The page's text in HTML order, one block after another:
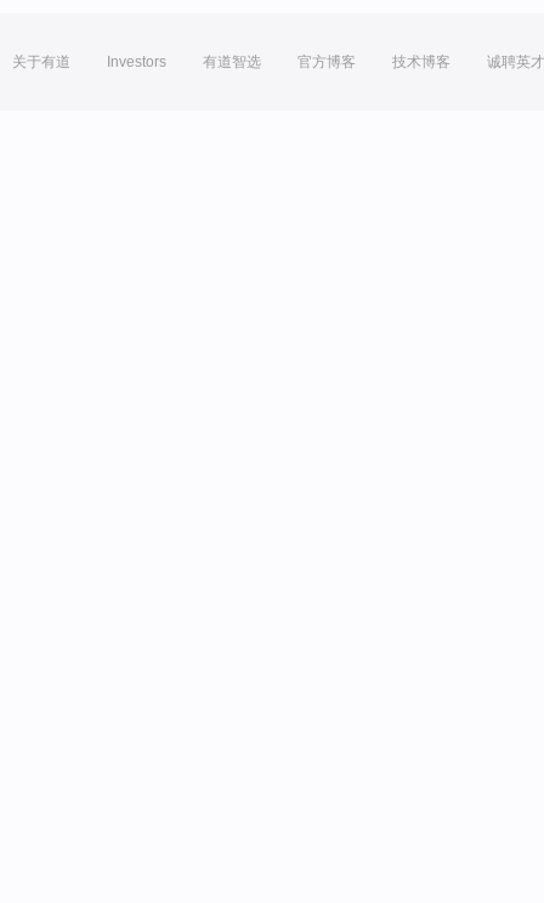
关于有道 Investors 有道智选 官方博客 技术博客 诚聘英才